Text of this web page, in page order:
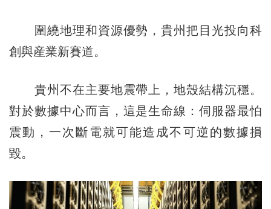
圍繞地理和資源優勢，貴州把目光投向科
創與産業新賽道。
貴州不在主要地震帶上，地殼結構沉穩。
對於數據中心而言，這是生命線：伺服器最怕
震動，一次斷電就可能造成不可逆的數據損
毀。